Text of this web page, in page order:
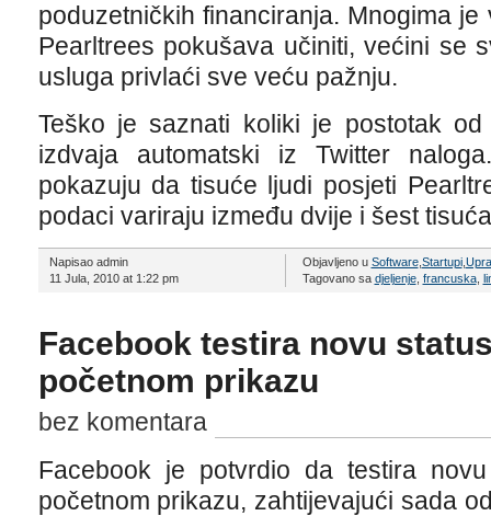
poduzetničkih financiranja. Mnogima
Pearltrees pokušava učiniti, većini se
usluga privlaći sve veću pažnju.
Teško je saznati koliki je postotak
izdvaja automatski iz Twitter
pokazuju da tisuće ljudi posjeti
podaci variraju između dvije i šest
Napisao admin
11 Jula, 2010 at 1:22 pm
Objavljeno u Software, Startupi,
Tagovano sa djeljenje, francuska,
Facebook testira novu
početnom prikazu
bez komentara
Facebook je potvrdio da testira
početnom prikazu, zahtijevajući sada